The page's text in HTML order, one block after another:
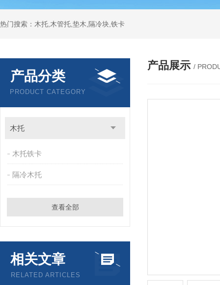
热门搜索：木托,木管托,垫木,隔冷块,铁卡
产品分类
PRODUCT CATEGORY
木托
木托铁卡
隔冷木托
查看全部
相关文章
RELATED ARTICLES
产品展示 /